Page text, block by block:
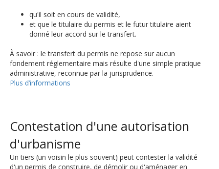
qu'il soit en cours de validité,
et que le titulaire du permis et le futur titulaire aient
donné leur accord sur le transfert.
À savoir : le transfert du permis ne repose sur aucun
fondement réglementaire mais résulte d'une simple pratique
administrative, reconnue par la jurisprudence.
Plus d’informations
Contestation d'une autorisation
d'urbanisme
Un tiers (un voisin le plus souvent) peut contester la validité
d'un permis de construire, de démolir ou d'aménager en